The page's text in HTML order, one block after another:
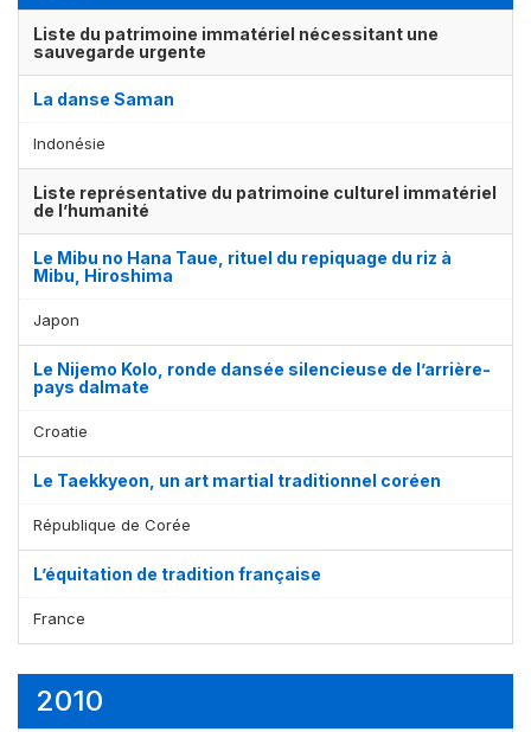
Liste du patrimoine immatériel nécessitant une
sauvegarde urgente
La danse Saman
Indonésie
Liste représentative du patrimoine culturel immatériel
de l’humanité
Le Mibu no Hana Taue, rituel du repiquage du riz à
Mibu, Hiroshima
Japon
Le Nijemo Kolo, ronde dansée silencieuse de l’arrière-
pays dalmate
Croatie
Le Taekkyeon, un art martial traditionnel coréen
République de Corée
L’équitation de tradition française
France
2010